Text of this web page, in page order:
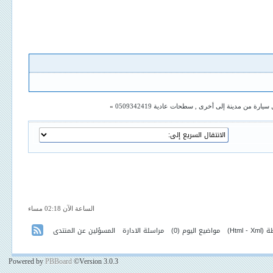
من مدينة إلى أخرى , سطحات عادية 0509342419 »
الساعة الآن 02:18 مساء
المسؤلين عن المنتدى مراسلة الادارة مواضيع اليوم(0) (
Html-Xml
)
Powered byPBBoard©Version 3.0.3